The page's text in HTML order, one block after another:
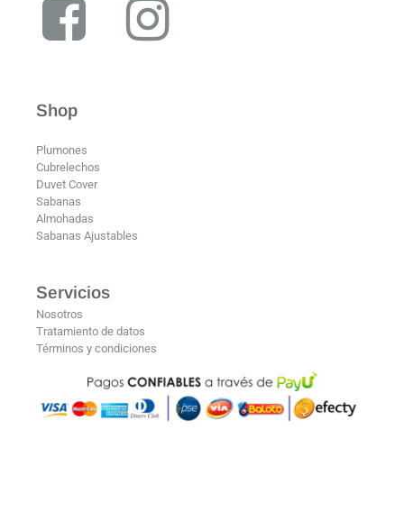
Shop
Plumones
Cubrelechos
Duvet Cover
Sabanas
Almohadas
Sabanas Ajustables
Servicios
Nosotros
Tratamiento de datos
Términos y condiciones